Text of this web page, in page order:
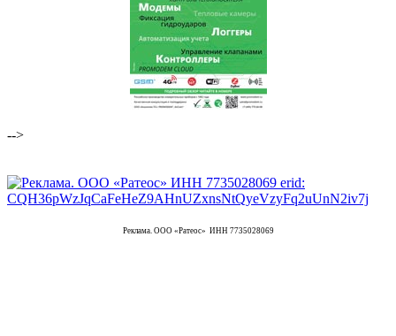
-->
Реклама. ООО «Ратеос» ИНН 7735028069